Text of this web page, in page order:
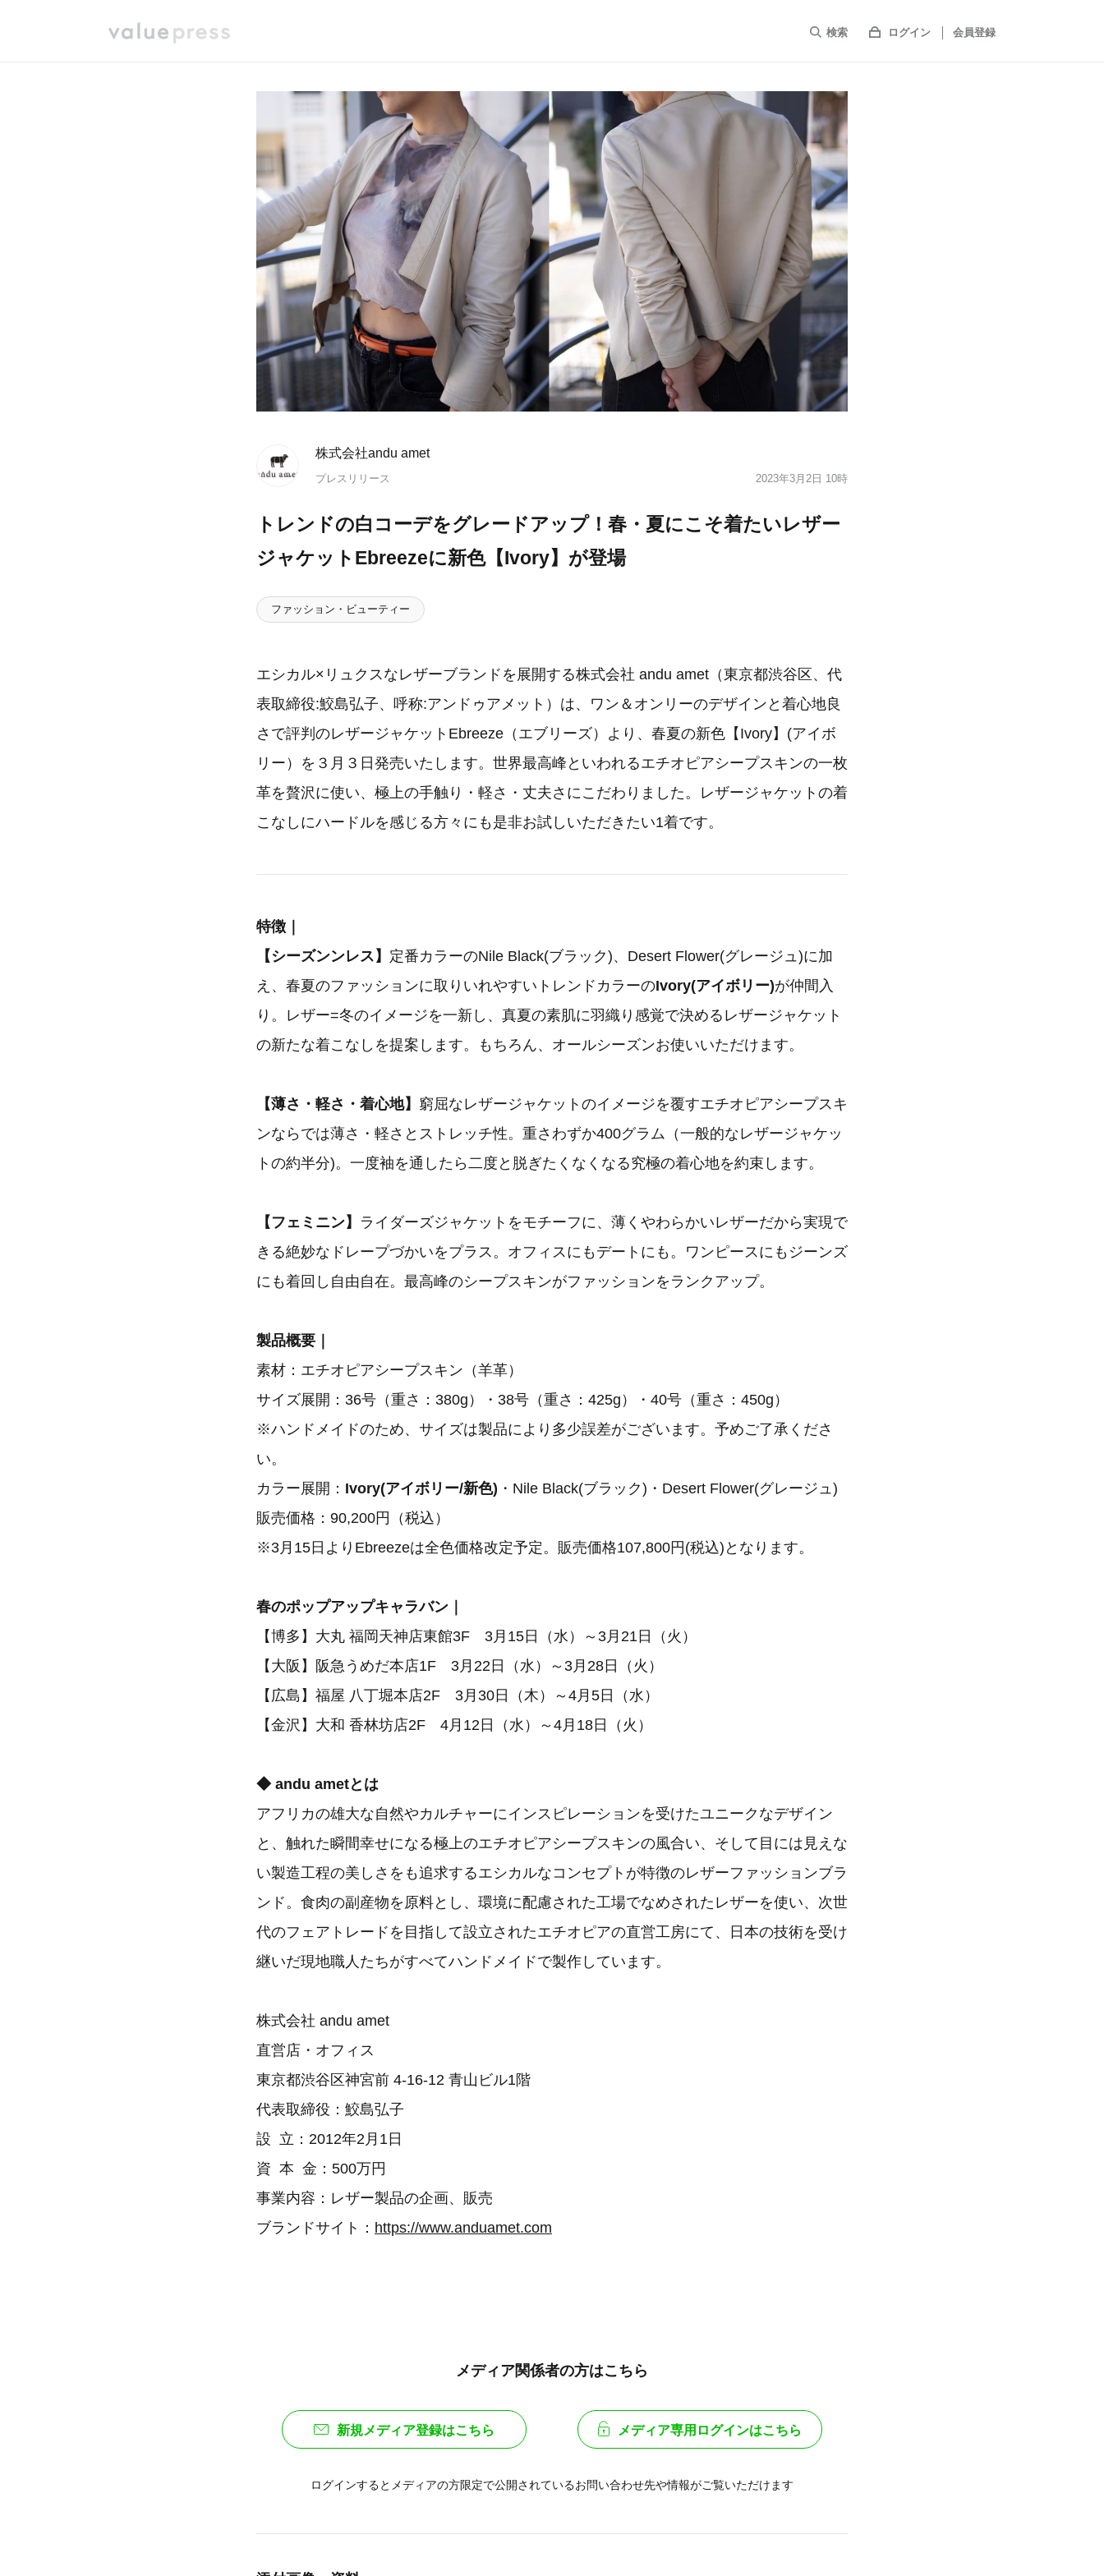
検索 ログイン 会員登録
株式会社andu amet
プレスリリース 2023年3月2日 10時
トレンドの白コーデをグレードアップ！春・夏にこそ着たいレザー
ジャケットEbreezeに新色【Ivory】が登場
ファッション・ビューティー
エシカル×リュクスなレザーブランドを展開する株式会社 andu amet（東京都渋谷区、代
表取締役:鮫島弘子、呼称:アンドゥアメット）は、ワン＆オンリーのデザインと着心地良
さで評判のレザージャケットEbreeze（エブリーズ）より、春夏の新色【Ivory】(アイボ
リー）を３月３日発売いたします。世界最高峰といわれるエチオピアシープスキンの一枚
革を贅沢に使い、極上の手触り・軽さ・丈夫さにこだわりました。レザージャケットの着
こなしにハードルを感じる方々にも是非お試しいただきたい1着です。
特徴｜
【シーズンンレス】 定番カラーのNile Black(ブラック)、Desert Flower(グレージュ)に加
え、春夏のファッションに取りいれやすいトレンドカラーのIvory(アイボリー)が仲間入
り。レザー=冬のイメージを一新し、真夏の素肌に羽織り感覚で決めるレザージャケット
の新たな着こなしを提案します。もちろん、オールシーズンお使いいただけます。
【薄さ・軽さ・着心地】 窮屈なレザージャケットのイメージを覆すエチオピアシープスキ
ンならでは薄さ・軽さとストレッチ性。重さわずか400グラム（一般的なレザージャケッ
トの約半分)。一度袖を通したら二度と脱ぎたくなくなる究極の着心地を約束します。
【フェミニン】 ライダーズジャケットをモチーフに、薄くやわらかいレザーだから実現で
きる絶妙なドレープづかいをプラス。オフィスにもデートにも。ワンピースにもジーンズ
にも着回し自由自在。最高峰のシープスキンがファッションをランクアップ。
製品概要｜
素材：エチオピアシープスキン（羊革）
サイズ展開：36号（重さ：380g）・38号（重さ：425g）・40号（重さ：450g）
※ハンドメイドのため、サイズは製品により多少誤差がございます。予めご了承くださ
い。
カラー展開： Ivory(アイボリー/新色) ・Nile Black(ブラック)・Desert Flower(グレージュ)
販売価格：90,200円（税込）
※3月15日よりEbreezeは全色価格改定予定。販売価格107,800円(税込)となります。
春のポップアップキャラバン｜
【博多】大丸 福岡天神店東館3F 3月15日（水）～3月21日（火）
【大阪】阪急うめだ本店1F 3月22日（水）～3月28日（火）
【広島】福屋 八丁堀本店2F 3月30日（木）～4月5日（水）
【金沢】大和 香林坊店2F 4月12日（水）～4月18日（火）
◆ andu ametとは
アフリカの雄大な自然やカルチャーにインスピレーションを受けたユニークなデザイン
と、触れた瞬間幸せになる極上のエチオピアシープスキンの風合い、そして目には見えな
い製造工程の美しさをも追求するエシカルなコンセプトが特徴のレザーファッションブラ
ンド。食肉の副産物を原料とし、環境に配慮された工場でなめされたレザーを使い、次世
代のフェアトレードを目指して設立されたエチオピアの直営工房にて、日本の技術を受け
継いだ現地職人たちがすべてハンドメイドで製作しています。
株式会社 andu amet
直営店・オフィス
東京都渋谷区神宮前 4-16-12 青山ビル1階
代表取締役：鮫島弘子
設 立：2012年2月1日
資 本 金：500万円
事業内容：レザー製品の企画、販売
ブランドサイト： https://www.anduamet.com
メディア関係者の方はこちら
新規メディア登録はこちら メディア専用ログインはこちら
ログインするとメディアの方限定で公開されているお問い合わせ先や情報がご覧いただけます